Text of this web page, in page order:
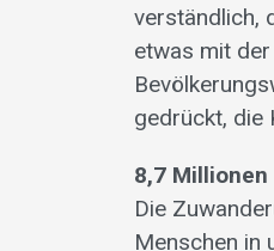
verständlich,
etwas mit
gedrückt, die
8,7
Die
Menschen in